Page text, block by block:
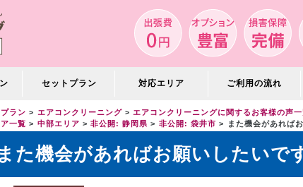
セットプラン 対応エリア ご利用の流れ
ラン エアコンクリーニング エアコンクリーニングに関するお客様の声一
一覧 中部エリア 非公開: 静岡県 非公開: 袋井市 また機会があれば
また機会があればお願いしたいで